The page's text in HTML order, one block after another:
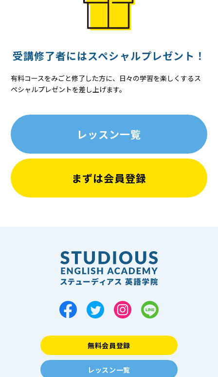
受講修了者にはスペシャルプレゼント！
有料コースをみごと修了した方に、日々の学習を楽しくするス
ペシャルプレゼントを差し上げます。
レッスン一覧
まずは会員登録
無料会員登録
レッスン一覧